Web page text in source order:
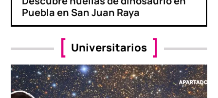
Puebla en San Juan Raya
Universitarios